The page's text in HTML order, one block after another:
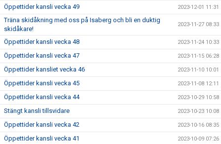
Öppettider kansli vecka 49 2023-12-01 11:31
Träna skidåkning med oss på Isaberg och bli en duktig
skidåkare!
2023-11-27 08:33
Öppettider kansli vecka 48 2023-11-24 10:33
Öppettider kansli vecka 47 2023-11-15 06:28
Öppettider kansliet vecka 46 2023-11-10 10:01
Öppettider kansli vecka 45 2023-11-08 12:11
Öppettider kansli vecka 44 2023-10-29 10:58
Stängt kansli tillsvidare 2023-10-23 10:08
Öppettider kansli vecka 42 2023-10-16 08:35
Öppettider kansli vecka 41 2023-10-09 07:26